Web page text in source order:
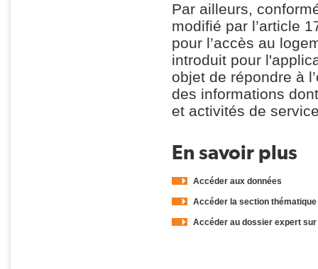
Par ailleurs,
modifié par l’article
pour l’accès au
introduit pour
objet de répondre à
des informations
et activités de
En savoir plus
Accéder aux données
Accéder la section
Accéder au dossier expert